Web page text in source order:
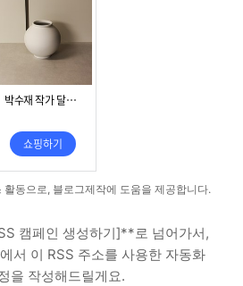
활동으로, 블로그제작에 도움을 제공합니다.
캠페인 생성하기]**로 넘어가서,
서 이 RSS 주소를 사용한 자동화
을 작성해드릴게요.